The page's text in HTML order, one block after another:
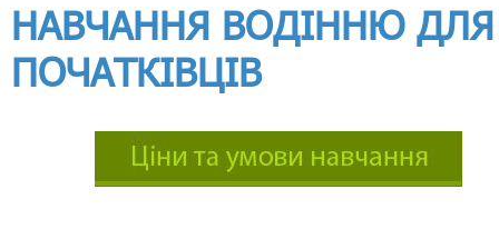
НАВЧАННЯ ВОДІННЮ ДЛЯ
ПОЧАТКІВЦІВ